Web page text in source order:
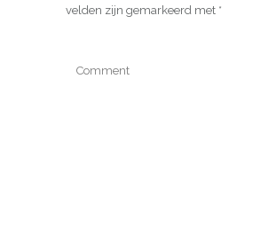
velden zijn gemarkeerd met *